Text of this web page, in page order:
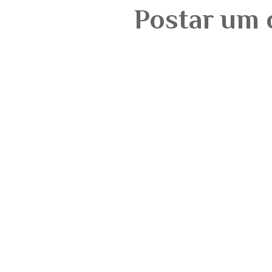
Postar um